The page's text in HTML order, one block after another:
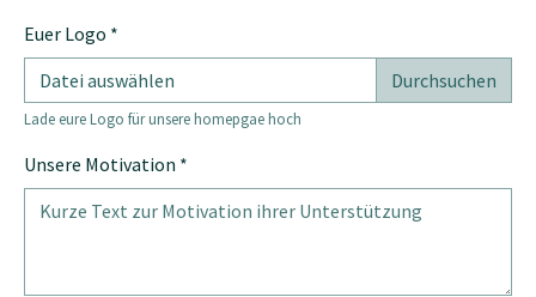
Euer Logo *
Datei auswählen
Lade eure Logo für unsere homepgae hoch
Unsere Motivation *